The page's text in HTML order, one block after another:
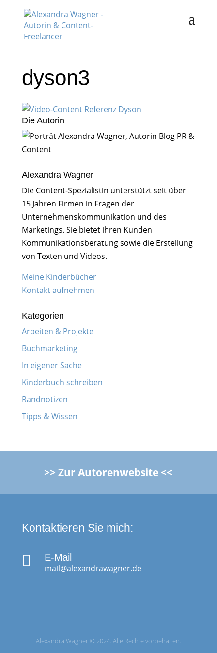
dyson3
Die Autorin
Alexandra Wagner
Die Content-Spezialistin unterstützt seit über
15 Jahren Firmen in Fragen der
Unternehmenskommunikation und des
Marketings. Sie bietet ihren Kunden
Kommunikationsberatung sowie die Erstellung
von Texten und Videos.
Meine Kinderbücher
Kontakt aufnehmen
Kategorien
Arbeiten & Projekte
Buchmarketing
In eigener Sache
Kinderbuch schreiben
Randnotizen
Tipps & Wissen
>> Zur Autorenwebsite <<
Kontaktieren Sie mich:

E-Mail
mail@alexandrawagner.de
Alexandra Wagner © 2024. Alle Rechte vorbehalten.